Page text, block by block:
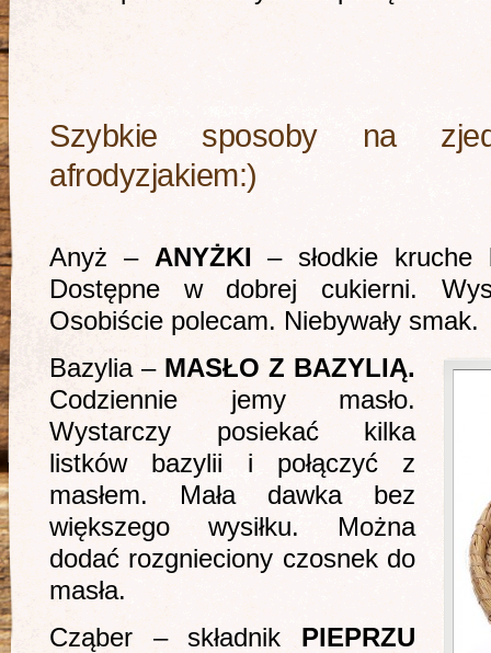
Szybkie sposoby na
afrodyzjakiem:)
Anyż – ANYŻKI – słodkie kruche
Dostępne w dobrej cukierni.
Osobiście polecam. Niebywały smak.
Bazylia – MASŁO Z BAZYLIĄ.
Codziennie jemy masło.
Wystarczy posiekać kilka
listków bazylii i połączyć z
masłem. Mała dawka bez
większego wysiłku. Można
dodać rozgnieciony czosnek do
masła.
Cząber – składnik PIEPRZU